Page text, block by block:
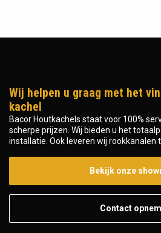
Wij helpen u graag met het
kachel
Bacor Houtkachels staat voor 100%
scherpe prijzen. Wij bieden u het
installatie. Ook leveren wij rookkanalen
Bekijk onze
Contact